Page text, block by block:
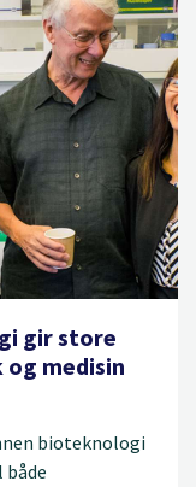
gir store
medisin
bioteknologi